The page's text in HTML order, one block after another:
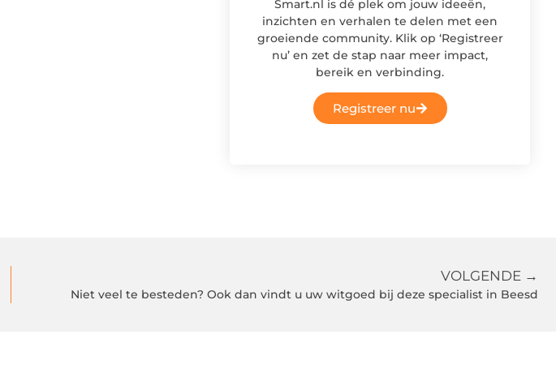
Smart.nl is dé plek om jouw ideeën,
inzichten en verhalen te delen met een
groeiende community. Klik op ‘Registreer
nu’ en zet de stap naar meer impact,
bereik en verbinding.
Registreer nu
VOLGENDE →
Niet veel te besteden? Ook dan vindt u uw witgoed bij deze specialist in Beesd